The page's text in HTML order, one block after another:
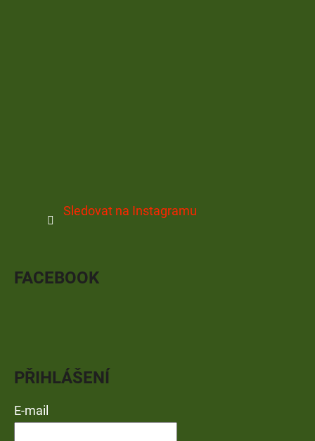
Sledovat na Instagramu
FACEBOOK
PŘIHLÁŠENÍ
E-mail